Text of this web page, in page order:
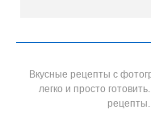
Вкусные рецепты с
легко и просто